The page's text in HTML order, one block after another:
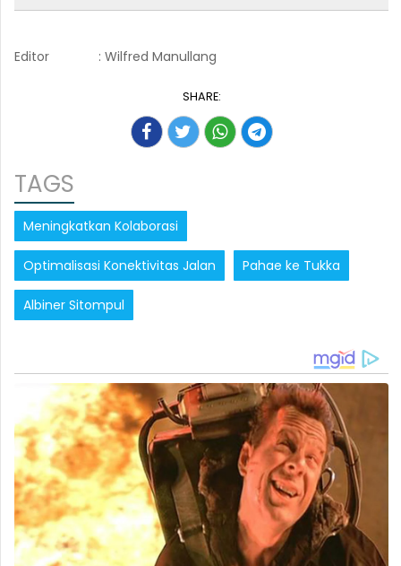
Editor : Wilfred Manullang
SHARE:
TAGS
Meningkatkan Kolaborasi
Optimalisasi Konektivitas Jalan Pahae ke Tukka
Albiner Sitompul